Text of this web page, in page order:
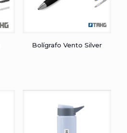
Bolígrafo Vento Silver